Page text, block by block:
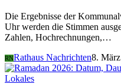
Die Ergebnisse der
Uhr werden die Stimmen
Zahlen, Hochrechnungen,…
RNRathaus Nachrichten8.
Lokales